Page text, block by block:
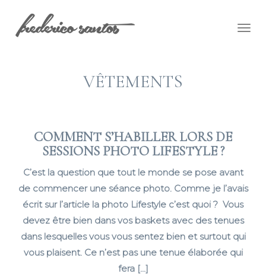
VÊTEMENTS
COMMENT S’HABILLER LORS DE
SESSIONS PHOTO LIFESTYLE ?
C’est la question que tout le monde se pose avant
de commencer une séance photo. Comme je l’avais
écrit sur l’article la photo Lifestyle c’est quoi ? Vous
devez être bien dans vos baskets avec des tenues
dans lesquelles vous vous sentez bien et surtout qui
vous plaisent. Ce n’est pas une tenue élaborée qui
fera […]